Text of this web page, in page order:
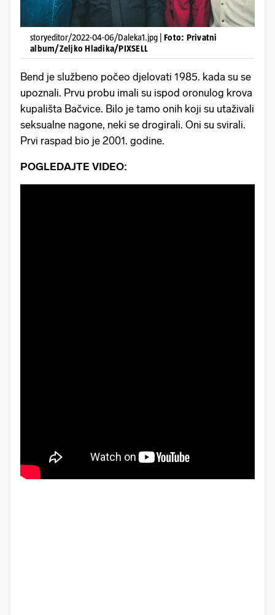
storyeditor/2022-04-06/Daleka1.jpg | Foto: Privatni
album/Zeljko Hladika/PIXSELL
Bend je službeno počeo djelovati 1985. kada su se
upoznali. Prvu probu imali su ispod oronulog krova
kupališta Bačvice. Bilo je tamo onih koji su utaživali
seksualne nagone, neki se drogirali. Oni su svirali.
Prvi raspad bio je 2001. godine.
POGLEDAJTE VIDEO: